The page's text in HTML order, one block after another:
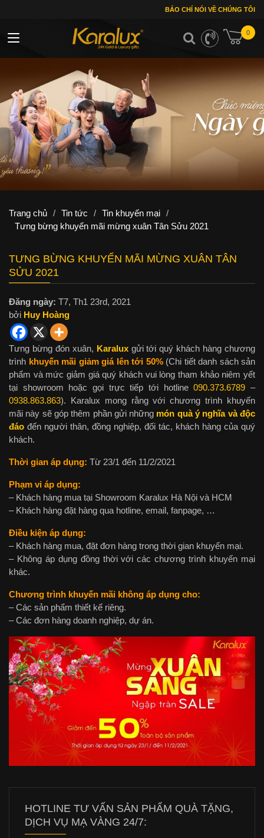
BÁO CHÍ NÓI VỀ CHÚNG TÔI
0
Toggle navigation
Trang chủ / Tin tức / Tin khuyến mại /
Tưng bừng khuyến mãi mừng xuân Tân Sửu 2021
TƯNG BỪNG KHUYẾN MÃI MỪNG XUÂN TÂN
SỬU 2021
Đăng ngày: T7, Th1 23rd, 2021
bởi Huy Hoàng
Tưng bừng đón xuân, Karaluxgửi tới quý khách hàng chương
trình khuyến mãi giảm giá lên tới 50%(Chi tiết danh sách sản
phẩm và mức giảm giá quý khách vui lòng tham khảo niêm yết
tại showroom hoặc gọi trực tiếp tới hotline090.373.6789 –
0938.863.863). Karalux mong rằng với chương trình khuyến
mãi này sẽ góp thêm phần gửi những món quà ý nghĩa và độc
đáo đến người thân, đồng nghiệp, đối tác, khách hàng của quý
khách.
Thời gian áp dụng: Từ 23/1 đến 11/2/2021
Phạm vi áp dụng:
– Khách hàng mua tại Showroom Karalux Hà Nội và HCM
– Khách hàng đặt hàng qua hotline, email, fanpage, …
Điều kiện áp dụng:
– Khách hàng mua, đặt đơn hàng trong thời gian khuyến mại.
– Không áp dụng đồng thời với các chương trình khuyến mại
khác.
Chương trình khuyến mãi không áp dụng cho:
– Các sản phẩm thiết kế riêng.
– Các đơn hàng doanh nghiệp, dự án.
HOTLINE TƯ VẤN SẢN PHẨM QUÀ TẶNG,
DỊCH VỤ MẠ VÀNG 24/7: